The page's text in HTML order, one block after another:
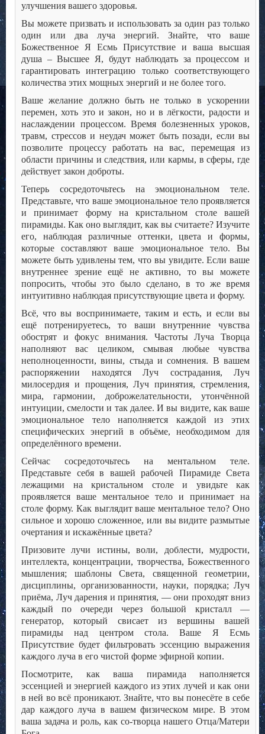
улучшения вашего здоровья.
Вы можете призвать и использовать за один раз только
один или два луча энергий. Знайте, что ваше
Божественное Я Есмь Присутствие и ваша высшая
душа – Высшее Я, будут наблюдать за процессом и
гарантировать интеграцию только соответствующего
количества этих мощных энергий и не более того.
Ваше желание должно быть не только в ускорении
перемен, хоть это и закон, но и в лёгкости, радости и
наслаждении процессом. Время болезненных уроков,
травм, стрессов и неудач может быть позади, если вы
позволите процессу работать на вас, перемещая из
области причины и следствия, или кармы, в сферы, где
действует закон доброты.
Теперь сосредоточьтесь на эмоциональном теле.
Представьте, что ваше эмоциональное тело проявляется
и принимает форму на кристальном столе вашей
пирамиды. Как оно выглядит, как вы считаете? Изучите
его, наблюдая различные оттенки, цвета и формы,
которые составляют ваше эмоциональное тело. Вы
можете быть удивлены тем, что вы увидите. Если ваше
внутреннее зрение ещё не активно, то вы можете
попросить, чтобы это было сделано, в то же время
интуитивно наблюдая присутствующие цвета и форму.
Всё, что вы воспринимаете, таким и есть, и если вы
ещё потренируетесь, то ваши внутренние чувства
обострят и фокус внимания. Частоты Луча Творца
наполняют вас целиком, смывая любые чувства
неполноценности, вины, стыда и сомнения. В вашем
распоряжении находятся Луч сострадания, Луч
милосердия и прощения, Луч принятия, стремления,
мира, гармонии, доброжелательности, утончённой
интуиции, смелости и так далее. И вы видите, как ваше
эмоциональное тело наполняется каждой из этих
специфических энергий в объёме, необходимом для
определённого времени.
Сейчас сосредоточьтесь на ментальном теле.
Представьте себя в вашей рабочей Пирамиде Света
лежащими на кристальном столе и увидьте как
проявляется ваше ментальное тело и принимает на
столе форму. Как выглядит ваше ментальное тело? Оно
сильное и хорошо сложенное, или вы видите размытые
очертания и искажённые цвета?
Призовите лучи истины, воли, доблести, мудрости,
интеллекта, концентрации, творчества, Божественного
мышления; шаблоны Света, священной геометрии,
дисциплины, организованности, науки, порядка; Луч
приёма, Луч дарения и принятия, — они проходят вниз
каждый по очереди через большой кристалл —
генератор, который свисает из вершины вашей
пирамиды над центром стола. Ваше Я Есмь
Присутствие будет фильтровать эссенцию выражения
каждого луча в его чистой форме эфирной копии.
Посмотрите, как ваша пирамида наполняется
эссенцией и энергией каждого из этих лучей и как они
в ней во всё проникают. Знайте, что вы понесёте в себе
дар каждого луча в вашем физическом мире. В этом
ваша задача и роль, как со-творца нашего Отца/Матери